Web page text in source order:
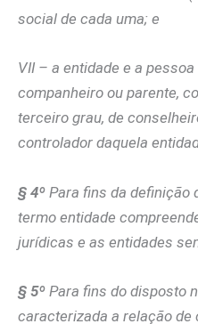
social de cada uma; e
VII – a entidade e a
companheiro ou parente,
terceiro grau, de
controlador daquela
§ 4º Para fins da definição
termo entidade
jurídicas e as entidades
§ 5º Para fins do disposto
caracterizada a relação de